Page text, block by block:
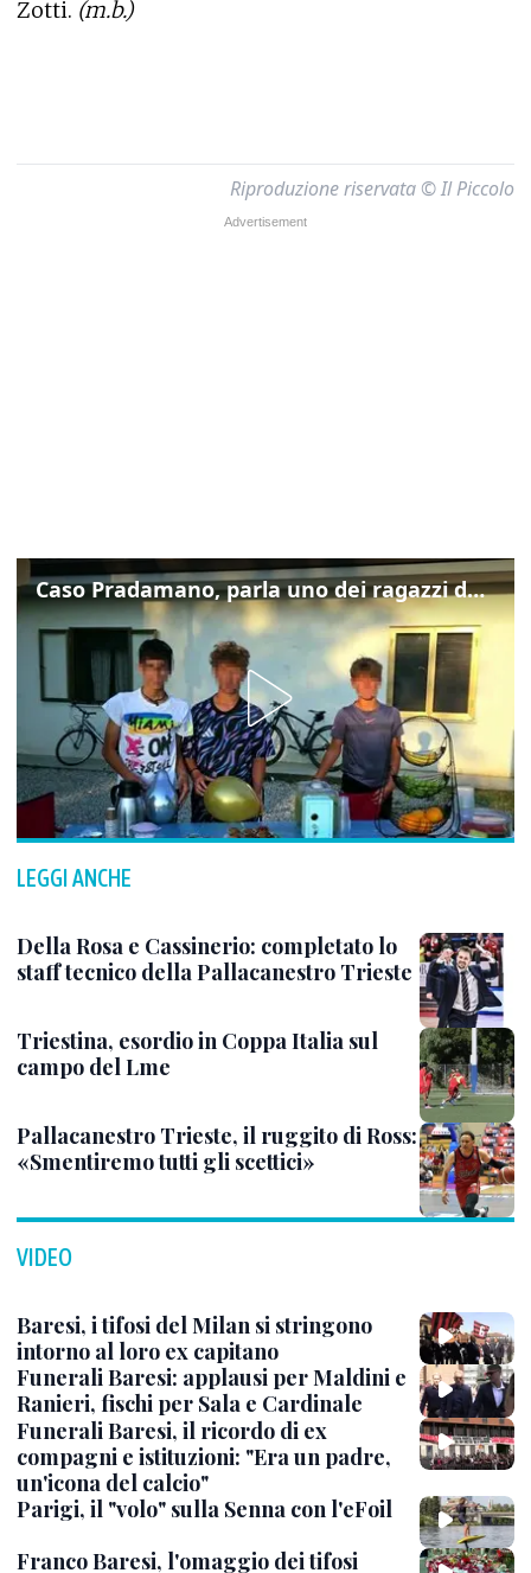
Zotti. (m.b.)
Riproduzione riservata © Il Piccolo
Caso Pradamano, parla uno dei ragazzi denunciati per la limonata: "Volevo anche aiutare i miei"
LEGGI ANCHE
Della Rosa e Cassinerio: completato lo
staff tecnico della Pallacanestro Trieste
Triestina, esordio in Coppa Italia sul
campo del Lme
Pallacanestro Trieste, il ruggito di Ross:
«Smentiremo tutti gli scettici»
VIDEO
Baresi, i tifosi del Milan si stringono
intorno al loro ex capitano
Funerali Baresi: applausi per Maldini e
Ranieri, fischi per Sala e Cardinale
Funerali Baresi, il ricordo di ex
compagni e istituzioni: "Era un padre,
un'icona del calcio"
Parigi, il "volo" sulla Senna con l'eFoil
Franco Baresi, l'omaggio dei tifosi